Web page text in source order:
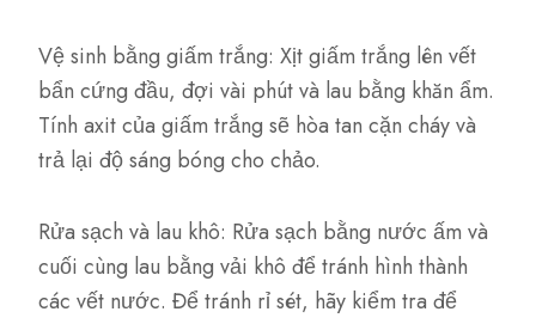
Vệ sinh bằng giấm trắng: Xịt giấm trắng lên vết
bẩn cứng đầu, đợi vài phút và lau bằng khăn ẩm.
Tính axit của giấm trắng sẽ hòa tan cặn cháy và
trả lại độ sáng bóng cho chảo.
Rửa sạch và lau khô: Rửa sạch bằng nước ấm và
cuối cùng lau bằng vải khô để tránh hình thành
các vết nước. Để tránh rỉ sét, hãy kiểm tra để